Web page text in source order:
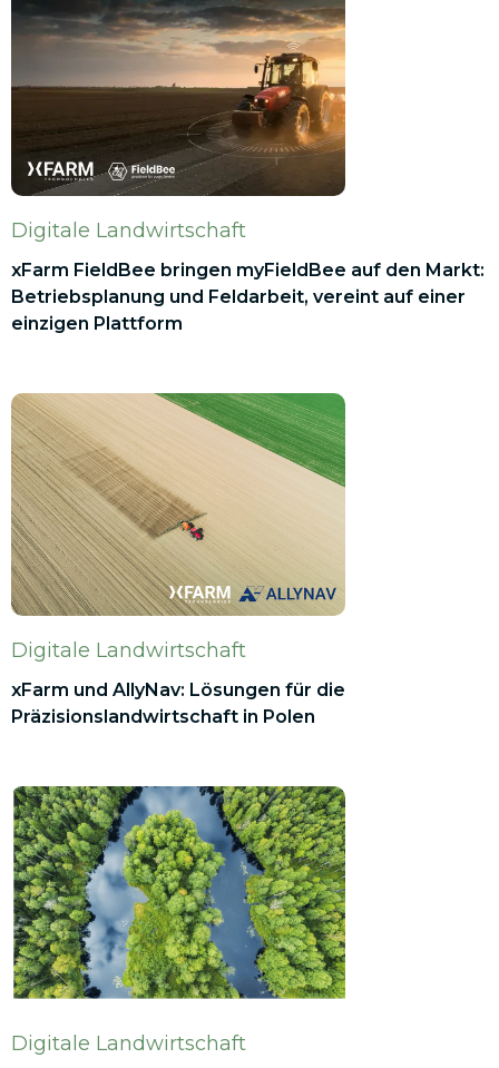
Digitale Landwirtschaft
xFarm FieldBee bringen myFieldBee auf den Markt:
Betriebsplanung und Feldarbeit, vereint auf einer
einzigen Plattform
Digitale Landwirtschaft
xFarm und AllyNav: Lösungen für die
Präzisionslandwirtschaft in Polen
Digitale Landwirtschaft